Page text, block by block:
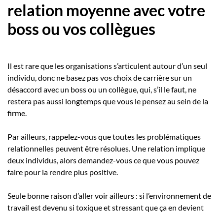
relation moyenne avec votre
boss ou vos collègues
Il est rare que les organisations s’articulent autour d’un seul
individu, donc ne basez pas vos choix de carrière sur un
désaccord avec un boss ou un collègue, qui, s’il le faut, ne
restera pas aussi longtemps que vous le pensez au sein de la
firme.
Par ailleurs, rappelez-vous que toutes les problématiques
relationnelles peuvent être résolues. Une relation implique
deux individus, alors demandez-vous ce que vous pouvez
faire pour la rendre plus positive.
Seule bonne raison d’aller voir ailleurs : si l’environnement de
travail est devenu si toxique et stressant que ça en devient